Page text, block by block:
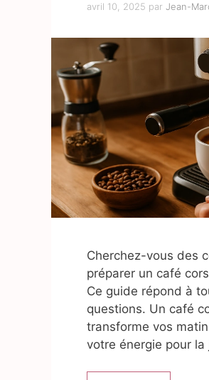
avril 10, 2025 par Jean-
Cherchez-vous des
préparer un café
Ce guide répond à
questions. Un café
transforme vos
votre énergie pour